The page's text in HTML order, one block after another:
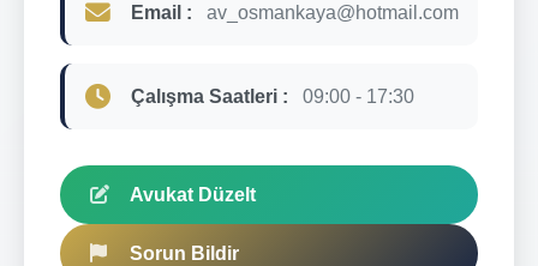
Email : av_osmankaya@hotmail.com
Çalışma Saatleri : 09:00 - 17:30
Avukat Düzelt
Sorun Bildir